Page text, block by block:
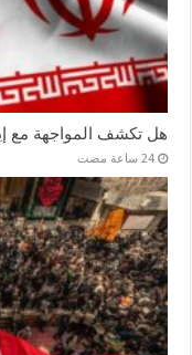
هل تكشف المواجهة مع
‏24 ساعة مضت